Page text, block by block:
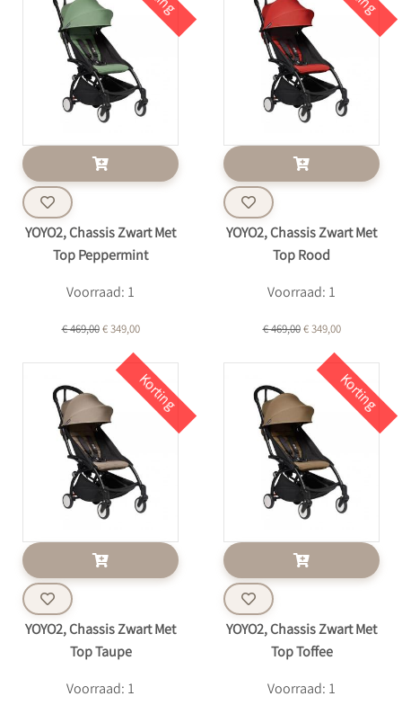
YOYO2, Chassis Zwart Met
Top Peppermint
Voorraad: 1
€ 469,00€ 349,00
YOYO2, Chassis Zwart Met
Top Rood
Voorraad: 1
€ 469,00€ 349,00
Korting
YOYO2, Chassis Zwart Met
Top Taupe
Voorraad: 1
Korting
YOYO2, Chassis Zwart Met
Top Toffee
Voorraad: 1